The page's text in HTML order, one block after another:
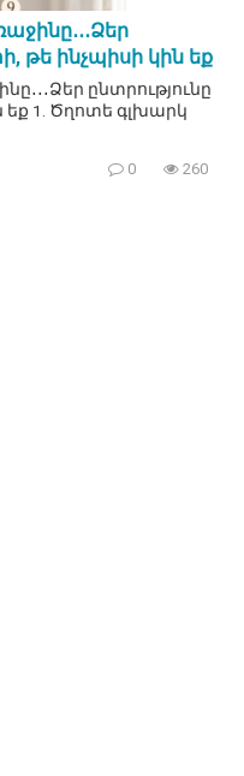
թե ինչպիսի կին եք
ընտրությունը
1. Ծղոտե գլխարկ
0 260